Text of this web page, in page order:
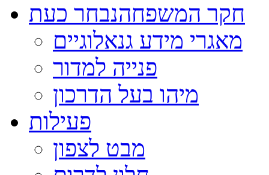
חקר המשפחהנבחר כעת
מאגרי מידע גנאלוגיים
פנייה למדור
מיהו בעל הדרכון
פעילות
מבט לצפון